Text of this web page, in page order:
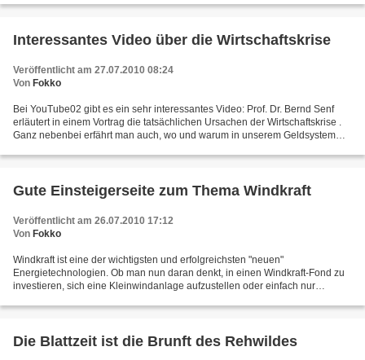
Interessantes Video über die Wirtschaftskrise
Veröffentlicht am 27.07.2010 08:24
Von Fokko
Bei YouTube02 gibt es ein sehr interessantes Video: Prof. Dr. Bernd Senf
erläutert in einem Vortrag die tatsächlichen Ursachen der Wirtschaftskrise .
Ganz nebenbei erfährt man auch, wo und warum in unserem Geldsystem
Gute Einsteigerseite zum Thema Windkraft
Veröffentlicht am 26.07.2010 17:12
Von Fokko
Windkraft ist eine der wichtigsten und erfolgreichsten "neuen"
Energietechnologien. Ob man nun daran denkt, in einen Windkraft-Fond zu
investieren, sich eine Kleinwindanlage aufzustellen oder einfach nur
Die Blattzeit ist die Brunft des Rehwildes